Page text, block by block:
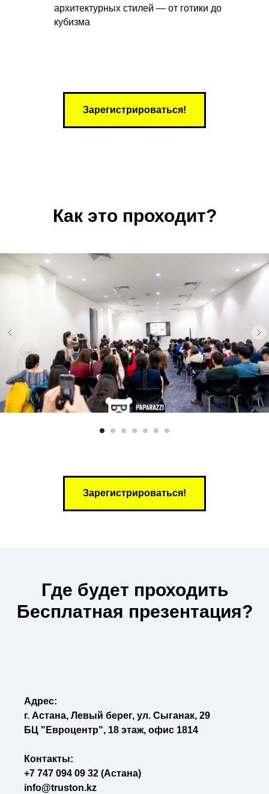
архитектурных стилей — от готики до
кубизма
Зарегистрироваться!
Как это проходит?
Зарегистрироваться!
Где будет проходить
Бесплатная презентация?
Адрес:
г. Астана, Левый берег, ул. Сыганак, 29
БЦ "Евроцентр", 18 этаж, офис 1814
Контакты:
+7 747 094 09 32 (Астана)
info@truston.kz